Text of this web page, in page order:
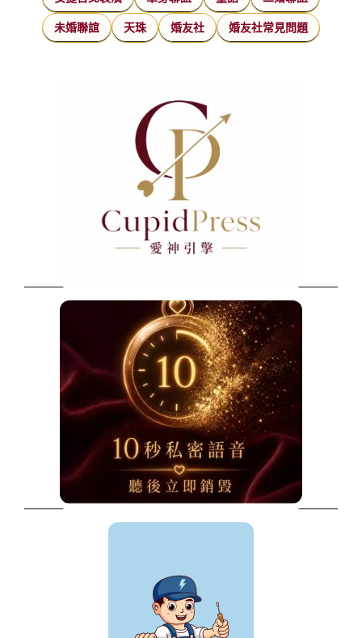
未婚聯誼 天珠 婚友社 婚友社常見問題